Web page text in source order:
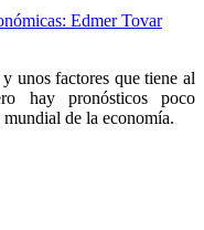
unos factores que tiene al
hay pronósticos poco
de la economía.